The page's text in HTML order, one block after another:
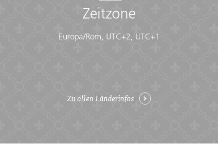
Zeitzone
Europa/Rom, UTC+2, UTC+1
Zu allen Länderinfos